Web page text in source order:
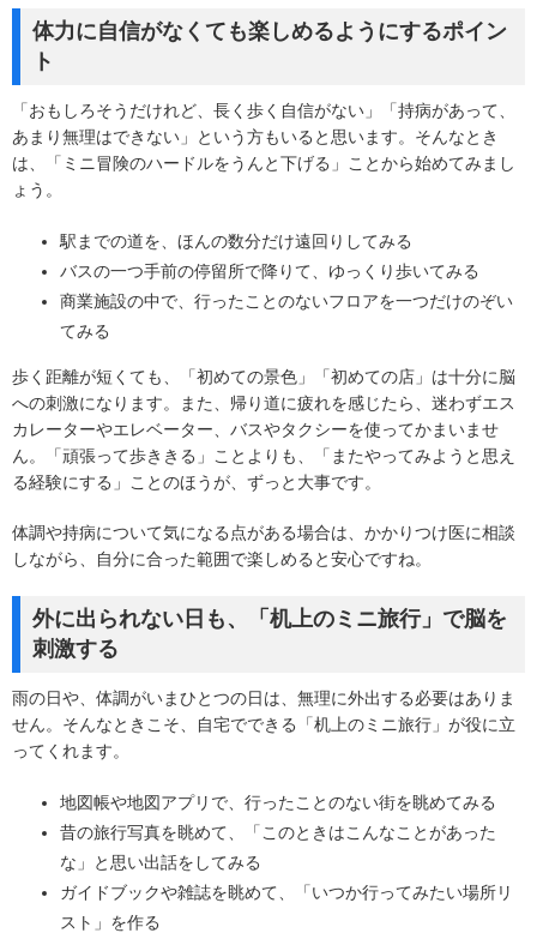
体力に自信がなくても楽しめるようにするポイン
ト
「おもしろそうだけれど、長く歩く自信がない」「持病があって、
あまり無理はできない」という方もいると思います。そんなとき
は、「ミニ冒険のハードルをうんと下げる」ことから始めてみまし
ょう。
駅までの道を、ほんの数分だけ遠回りしてみる
バスの一つ手前の停留所で降りて、ゆっくり歩いてみる
商業施設の中で、行ったことのないフロアを一つだけのぞい
てみる
歩く距離が短くても、「初めての景色」「初めての店」は十分に脳
への刺激になります。また、帰り道に疲れを感じたら、迷わずエス
カレーターやエレベーター、バスやタクシーを使ってかまいませ
ん。「頑張って歩ききる」ことよりも、「またやってみようと思え
る経験にする」ことのほうが、ずっと大事です。
体調や持病について気になる点がある場合は、かかりつけ医に相談
しながら、自分に合った範囲で楽しめると安心ですね。
外に出られない日も、「机上のミニ旅行」で脳を
刺激する
雨の日や、体調がいまひとつの日は、無理に外出する必要はありま
せん。そんなときこそ、自宅でできる「机上のミニ旅行」が役に立
ってくれます。
地図帳や地図アプリで、行ったことのない街を眺めてみる
昔の旅行写真を眺めて、「このときはこんなことがあった
な」と思い出話をしてみる
ガイドブックや雑誌を眺めて、「いつか行ってみたい場所リ
スト」を作る